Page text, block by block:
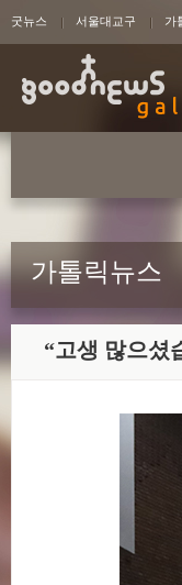
굿뉴스 서울대교구 가
가톨릭뉴스
“고생 많으셨